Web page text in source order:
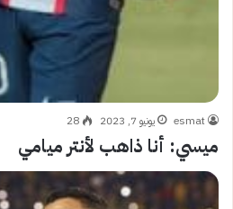
esmat يونيو 7, 2023 28
ميسي: أنا ذاهب لأنتر ميامي